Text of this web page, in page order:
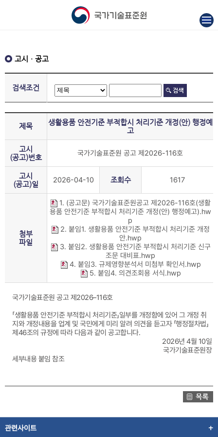
고시ㆍ공고
검색조건
제목
생활용품 안전기준 부적합시 처리기준 개정(안) 행정예
고
고시
(공고)번호
국가기술표준원 공고 제2026-116호
고시
(공고)일
2026-04-10 조회수 1617
첨부
파일
1. (공고문) 국가기술표준원공고 제2026-116호(생활
용품 안전기준 부적합시 처리기준 개정(안) 행정예고).hw
p
2. 붙임1. 생활용품 안전기준 부적합시 처리기준 개정
안.hwp
3. 붙임2. 생활용품 안전기준 부적합시 처리기준 신구
조문 대비표.hwp
4. 붙임3. 규제영향분석서 미첨부 확인서.hwp
5. 붙임4. 의견조회용 서식.hwp
국가기술표준원 공고 제2026–116호
「생활용품 안전기준 부적합시 처리기준」일부를 개정함에 있어 그 개정 취
지와 개정내용을 업계 및 국민에게 미리 알려 의견을 듣고자 「행정절차법」
제46조의 규정에 따라 다음과 같이 공고합니다.
2026년 4월 10일
국가기술표준원장
세부내용 붙임 참조
관련사이트